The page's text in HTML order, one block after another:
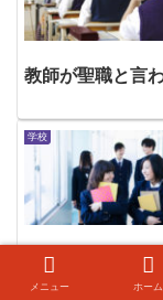
教師が聖職と言
学校
社会に出ても役
メニュー ホーム